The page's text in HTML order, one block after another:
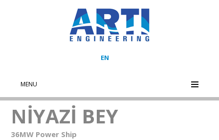
EN
MENU
NİYAZİ BEY
36MW Power Ship